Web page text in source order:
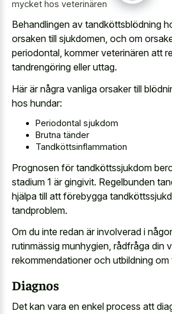
mycket hos veterinären
Behandlingen av tandköttsblödning
orsaken till sjukdomen, och om
periodontal, kommer veterinären att
tandrengöring eller uttag.
Här är några vanliga orsaker till
hos hundar:
Periodontal sjukdom
Brutna tänder
Tandköttsinflammation
Prognosen för tandköttssjukdom
stadium 1 är gingivit. Regelbunden
hjälpa till att förebygga
tandproblem.
Om du inte redan är involverad i
rutinmässig munhygien, rådfråga din
rekommendationer och utbildning om
Diagnos
Det kan vara en enkel process att